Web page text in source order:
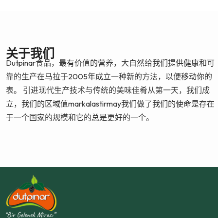
关于我们
Dutpinar食品，最有价值的营养，大自然给我们提供健康和可
靠的生产在马拉于2005年成立一种新的方法，以便移动你的
表。 引进现代生产技术与传统的美味佳肴从第一天，我们成
立，我们的区域值markalastirmay我们做了我们的使命是存在
于一个国家的规模和它的总是更好的一个。